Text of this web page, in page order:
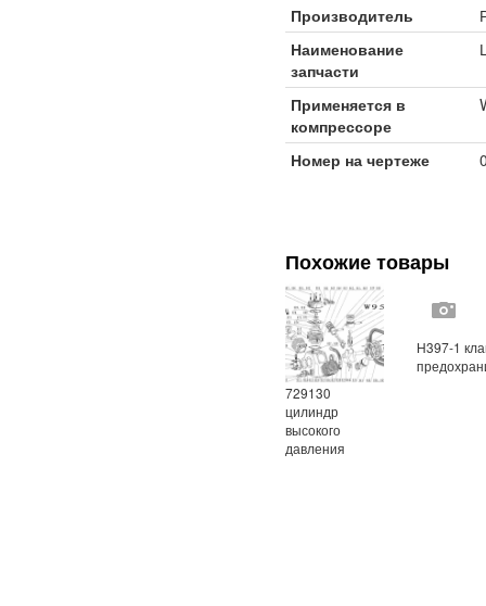
Производитель
Наименование
запчасти
Применяется в
компрессоре
Номер на чертеже
Похожие товары
729130
цилиндр
высокого
давления
Н397-1